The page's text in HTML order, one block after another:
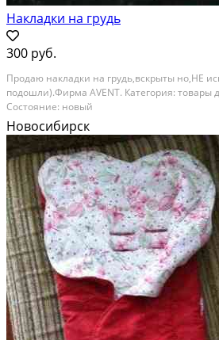
Накладки на грудь
300 руб.
Продаю накладки на грудь,вскрыты но,НЕ
подошли).Фирма AVENT. Категория: товары
Состояние: новый
Новосибирск